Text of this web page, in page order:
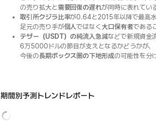
の売り拡大と需要回復の遅れが同時に表れてい
取引所クジラ比率が0.64と2015年以降で最高水
足元の売り手が個人ではなく 大口保有者である
テザー（USDT）の純流入急減などで新規資金
6万5000ドルの節目が支えとなるかどうかが、
今後の長期ボックス圏の下地形成の可能性を分
期間別予測トレンドレポート